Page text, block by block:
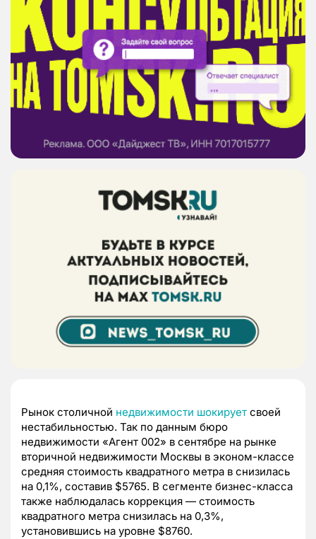
Рынок столичной недвижимости шокирует своей
нестабильностью. Так по данным бюро
недвижимости «Агент 002» в сентябре на рынке
вторичной недвижимости Москвы в эконом-классе
средняя стоимость квадратного метра в снизилась
на 0,1%, составив $5765. В сегменте бизнес-класса
также наблюдалась коррекция — стоимость
квадратного метра снизилась на 0,3%,
установившись на уровне $8760.